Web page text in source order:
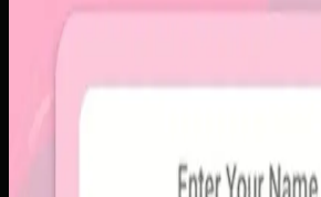
Sebelumnya
Platform sosial umum sering membuat
tenggelam di antara konten publik,
untuk selalu tampil sempurna.